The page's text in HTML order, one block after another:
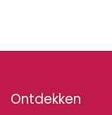
Ontdekken